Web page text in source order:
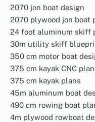
2070 jon boat design
2070 plywood jon boat
24 foot aluminum skiff
30m utility skiff
350 cm motor boat
375 cm kayak CNC
375 cm kayak plans
45m aluminum boat
490 cm rowing boat
4m plywood rowboat